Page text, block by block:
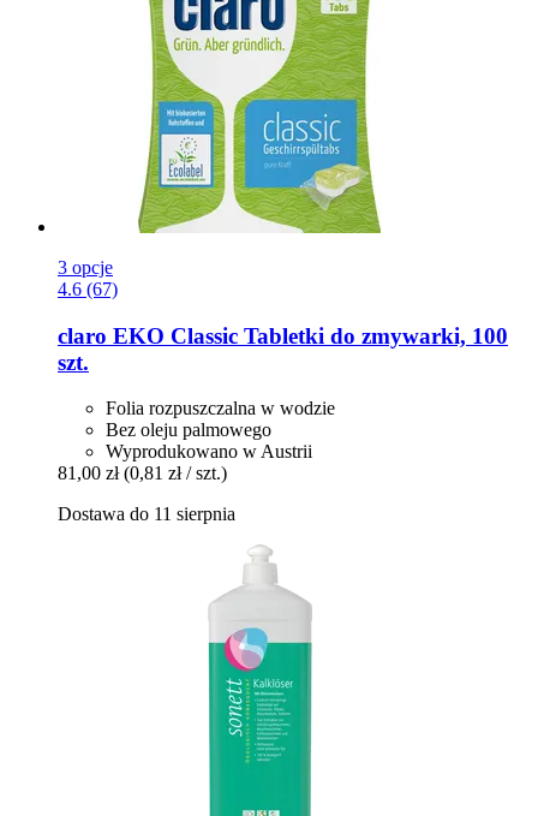
3 opcje
4.6 (67)
claro EKO Classic Tabletki do zmywarki, 100
szt.
Folia rozpuszczalna w wodzie
Bez oleju palmowego
Wyprodukowano w Austrii
81,00 zł (0,81 zł / szt.)
Dostawa do 11 sierpnia